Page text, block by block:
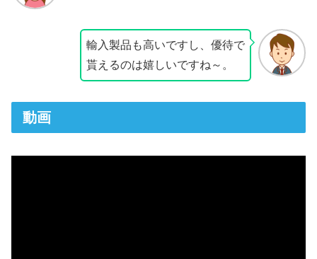
輸入製品も高いですし、優待で
貰えるのは嬉しいですね～。
動画